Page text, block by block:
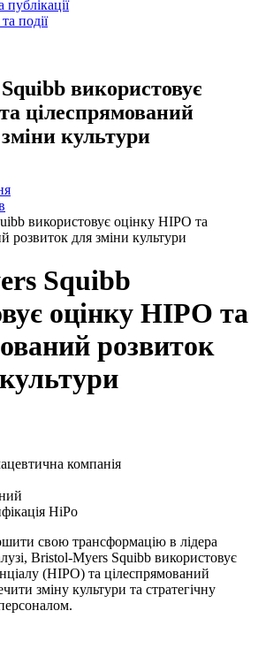
події
використовує
цілеспрямований
культури
використовує оцінку HIPO та
розвиток для зміни культури
Squibb
оцінку HIPO та
розвиток
компанія
HiPo
свою трансформацію в лідера
Bristol-Myers Squibb використовує
(HIPO) та цілеспрямований
зміну культури та стратегічну